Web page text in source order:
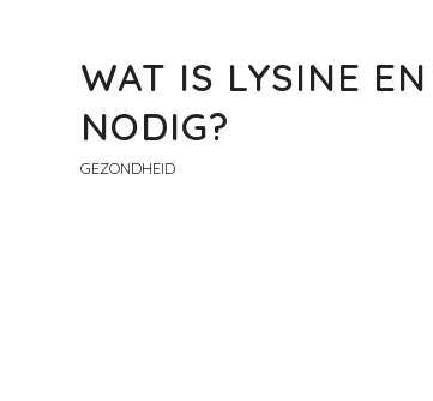
WAT IS LYSINE
NODIG?
GEZONDHEID